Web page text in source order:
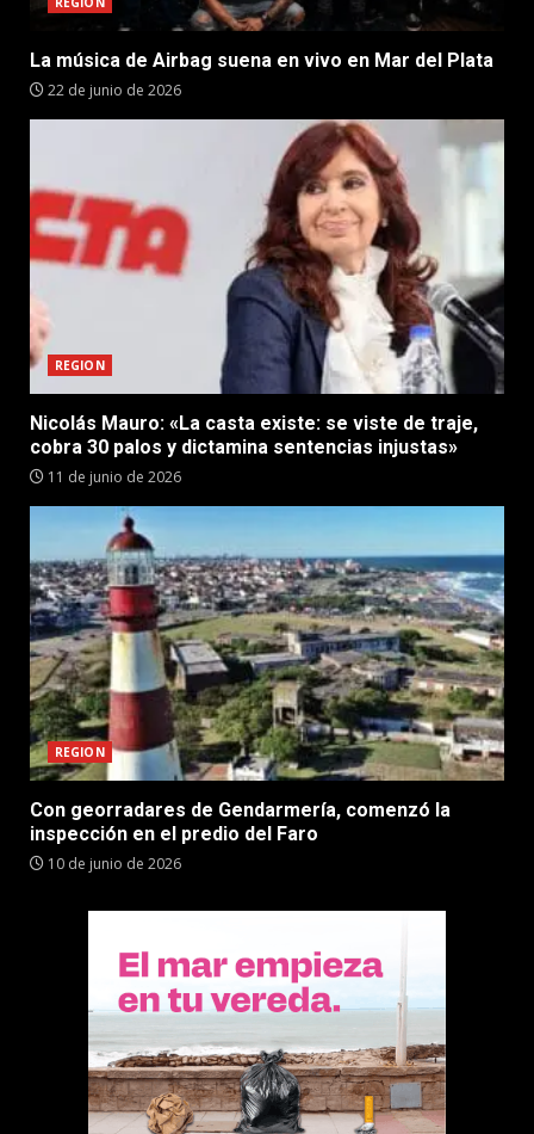
La música de Airbag suena en vivo en Mar del Plata
22 de junio de 2026
REGION
Nicolás Mauro: «La casta existe: se viste de traje,
cobra 30 palos y dictamina sentencias injustas»
11 de junio de 2026
REGION
Con georradares de Gendarmería, comenzó la
inspección en el predio del Faro
10 de junio de 2026